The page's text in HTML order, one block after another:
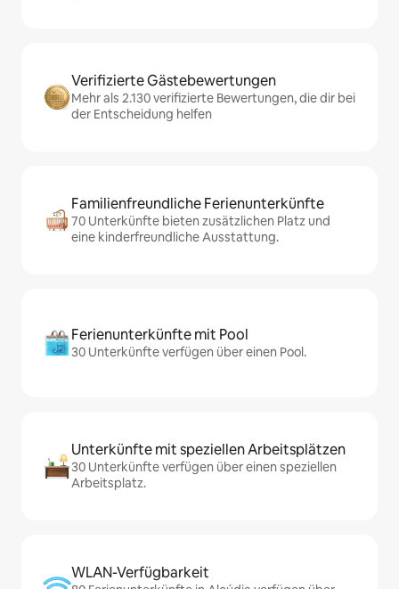
Verifizierte Gästebewertungen
Mehr als 2.130 verifizierte Bewertungen, die dir bei
der Entscheidung helfen
Familienfreundliche Ferienunterkünfte
70 Unterkünfte bieten zusätzlichen Platz und
eine kinderfreundliche Ausstattung.
Ferienunterkünfte mit Pool
30 Unterkünfte verfügen über einen Pool.
Unterkünfte mit speziellen Arbeitsplätzen
30 Unterkünfte verfügen über einen speziellen
Arbeitsplatz.
WLAN-Verfügbarkeit